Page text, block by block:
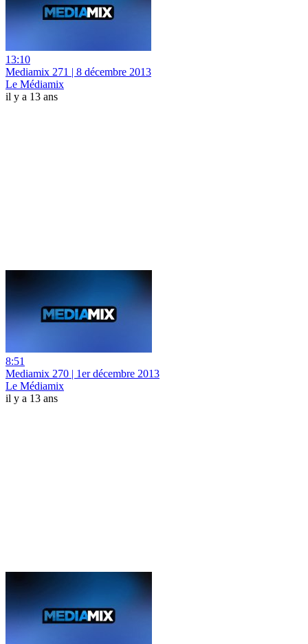
13:10
Mediamix 271 | 8 décembre 2013
Le Médiamix
il y a 13 ans
8:51
Mediamix 270 | 1er décembre 2013
Le Médiamix
il y a 13 ans